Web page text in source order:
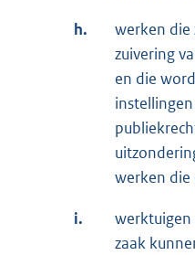
h.
werken die
zuivering
en die
werken die
i.
werktuigen
zaak